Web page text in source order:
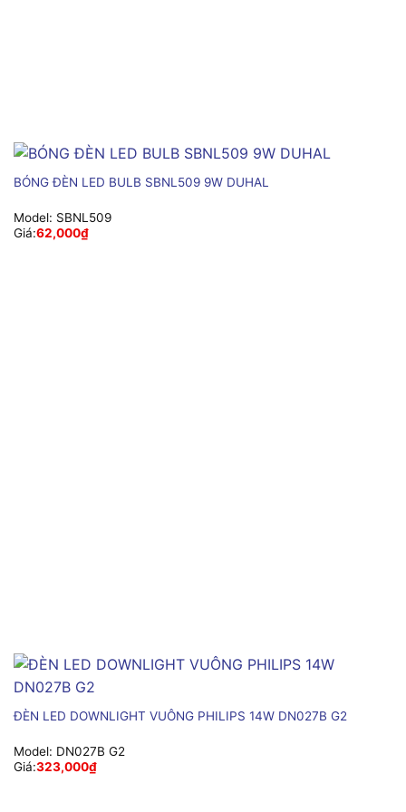
BÓNG ĐÈN LED BULB SBNL509 9W DUHAL
Model: SBNL509
Giá:62,000₫
ĐÈN LED DOWNLIGHT VUÔNG PHILIPS 14W DN027B G2
Model: DN027B G2
Giá:323,000₫